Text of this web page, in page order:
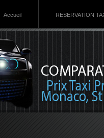
Accueil RESERVATION